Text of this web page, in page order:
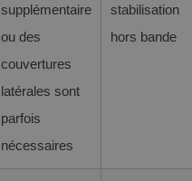
supplémentaire
ou des
couvertures
latérales sont
parfois
nécessaires
stabilisation
hors bande